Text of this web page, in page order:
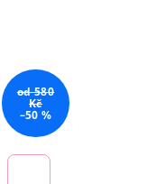
od 580
Kč
–50 %